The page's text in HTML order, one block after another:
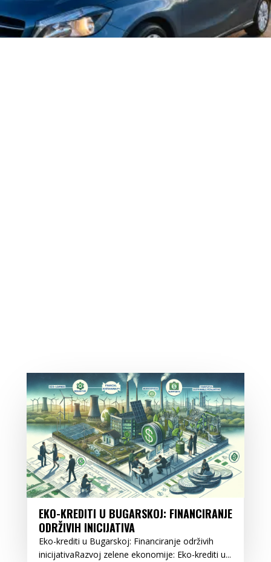
EKO-KREDITI U BUGARSKOJ: FINANCIRANJE
ODRŽIVIH INICIJATIVA
Eko-krediti u Bugarskoj: Financiranje održivih
inicijativaRazvoj zelene ekonomije: Eko-krediti u...